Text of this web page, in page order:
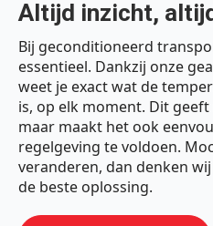
Altijd inzicht,
Bij geconditioneerd
essentieel. Dankzij onze
weet je exact wat de
is, op elk moment. Dit
maar maakt het ook
regelgeving te voldoen.
veranderen, dan denken
de beste oplossing.